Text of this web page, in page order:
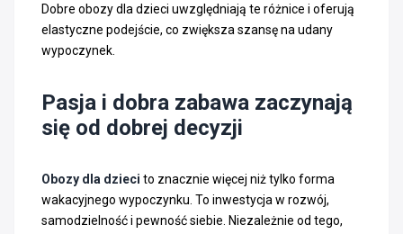
Dobre obozy dla dzieci uwzględniają te różnice i oferują
elastyczne podejście, co zwiększa szansę na udany
wypoczynek.
Pasja i dobra zabawa zaczynają
się od dobrej decyzji
Obozy dla dzieci to znacznie więcej niż tylko forma
wakacyjnego wypoczynku. To inwestycja w rozwój,
samodzielność i pewność siebie. Niezależnie od tego,